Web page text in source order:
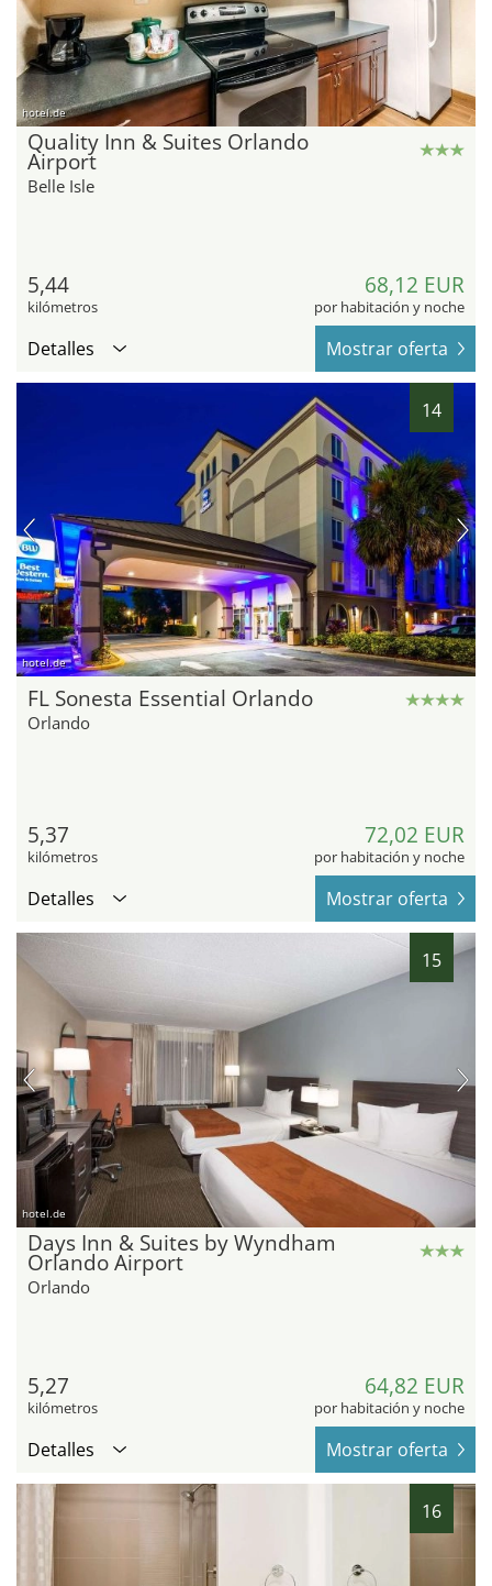
hotel.de
Quality Inn & Suites Orlando
Airport
Belle Isle
5,44
kilómetros
68,12 EUR
por habitación y noche
Detalles Mostrar oferta
14
hotel.de
FL Sonesta Essential Orlando
Orlando
5,37
kilómetros
72,02 EUR
por habitación y noche
Detalles Mostrar oferta
15
hotel.de
Days Inn & Suites by Wyndham
Orlando Airport
Orlando
5,27
kilómetros
64,82 EUR
por habitación y noche
Detalles Mostrar oferta
16